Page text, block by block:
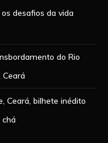
desafios da vida
do Rio
Ceará, bilhete inédito